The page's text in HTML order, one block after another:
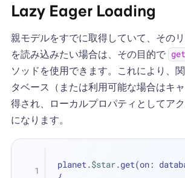
Lazy Eager Loading
親モデルをすでに取得していて、その
を読み込みたい場合は、その目的で
ソッドを使用できます。これにより、
タベース（または利用可能な場合はキ
得され、ローカルプロパティとしてア
になります。
planet.$star.get(on: